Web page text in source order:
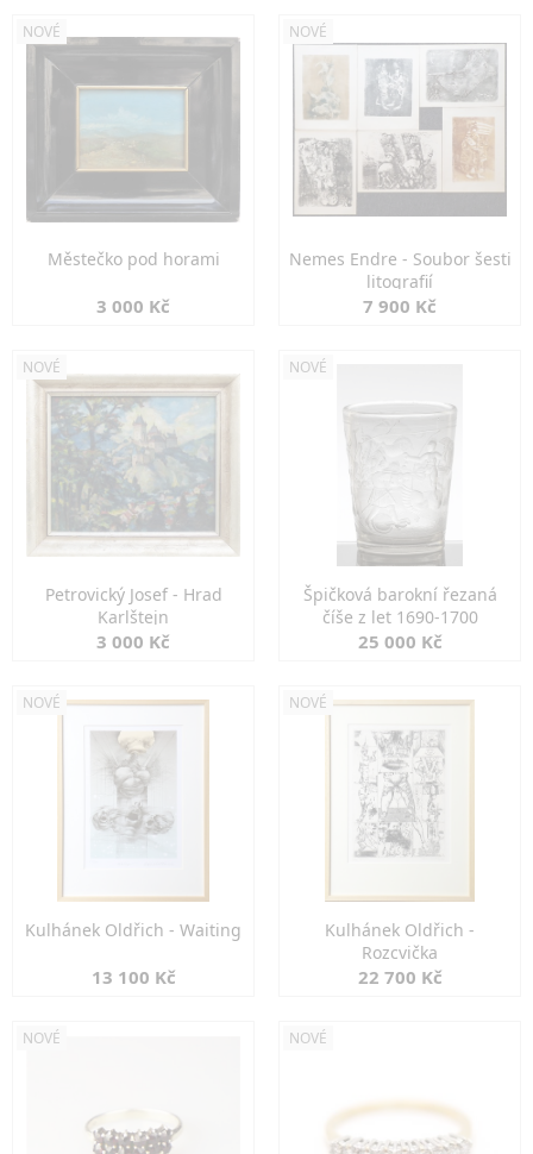
NOVÉ
Městečko pod horami
3 000 Kč
NOVÉ
Nemes Endre - Soubor šesti
litografií
7 900 Kč
NOVÉ
Petrovický Josef - Hrad
Karlštejn
3 000 Kč
NOVÉ
Špičková barokní řezaná
číše z let 1690-1700
25 000 Kč
NOVÉ
Kulhánek Oldřich - Waiting
13 100 Kč
NOVÉ
Kulhánek Oldřich -
Rozcvička
22 700 Kč
NOVÉ NOVÉ